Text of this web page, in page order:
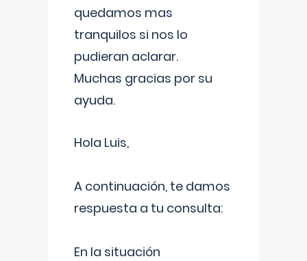
quedamos mas
tranquilos si nos lo
pudieran aclarar.
Muchas gracias por su
ayuda.
Hola Luis,
A continuación, te damos
respuesta a tu consulta:
En la situación